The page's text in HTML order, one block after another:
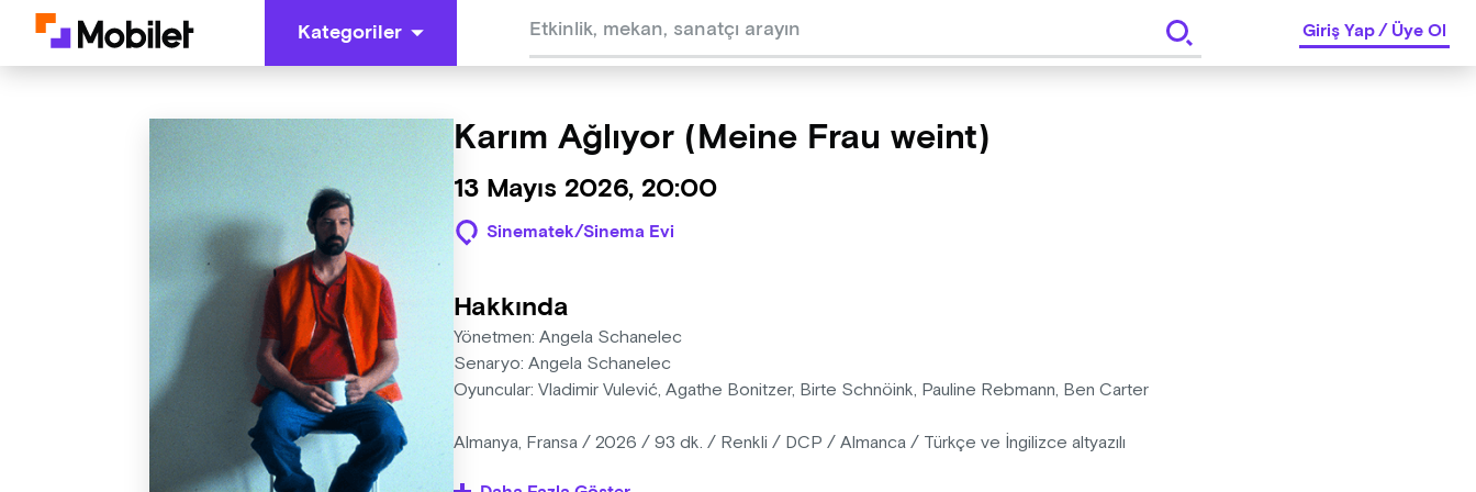
Kategoriler Giriş Yap/Üye Ol
Karım Ağlıyor (Meine Frau weint)
13 Mayıs 2026, 20:00
Sinematek/Sinema Evi
Hakkında
Yönetmen: Angela Schanelec
Senaryo: Angela Schanelec
Oyuncular: Vladimir Vulević, Agathe Bonitzer, Birte Schnöink, Pauline Rebmann, Ben Carter
Almanya, Fransa / 2026 / 93 dk. / Renkli / DCP / Almanca / Türkçe ve İngilizce altyazılı